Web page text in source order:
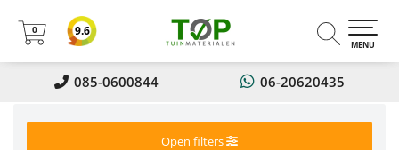
06-20620435
085-0600844
0
0
MENU
9.6
Open filters